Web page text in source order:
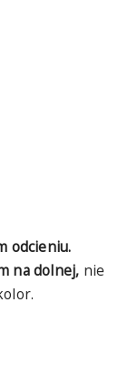
odcieniu.
na dolnej, nie